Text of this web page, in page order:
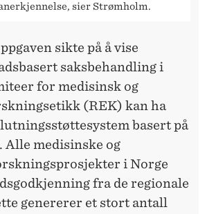
sier Strømholm.
sikte på å vise
saksbehandling i
for medisinsk og
(REK) kan ha
basert på
medisinske og
i Norge
fra de regionale
genererer et stort antall